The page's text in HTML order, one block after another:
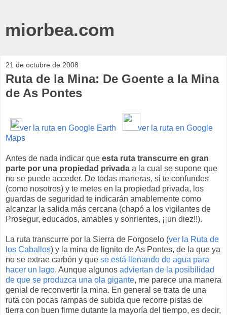
miorbea.com
21 de octubre de 2008
Ruta de la Mina: De Goente a la Mina
de As Pontes
ver la ruta en Google Earth
ver la ruta en Google
Maps
Antes de nada indicar que esta ruta transcurre en gran
parte por una propiedad privada a la cual se supone que
no se puede acceder. De todas maneras, si te confundes
(como nosotros) y te metes en la propiedad privada, los
guardas de seguridad te indicarán amablemente como
alcanzar la salida más cercana (chapó a los vigilantes de
Prosegur, educados, amables y sonrientes, ¡¡un diez!!).
La ruta transcurre por la Sierra de Forgoselo (ver la Ruta de
los Caballos) y la mina de lignito de As Pontes, de la que ya
no se extrae carbón y que se está llenando de agua para
hacer un lago. Aunque algunos adviertan de la posibilidad
de que se produzca una ola gigante, me parece una manera
genial de reconvertir la mina. En general se trata de una
ruta con pocas rampas de subida que recorre pistas de
tierra con buen firme dutante la mayoría del tiempo, es decir,